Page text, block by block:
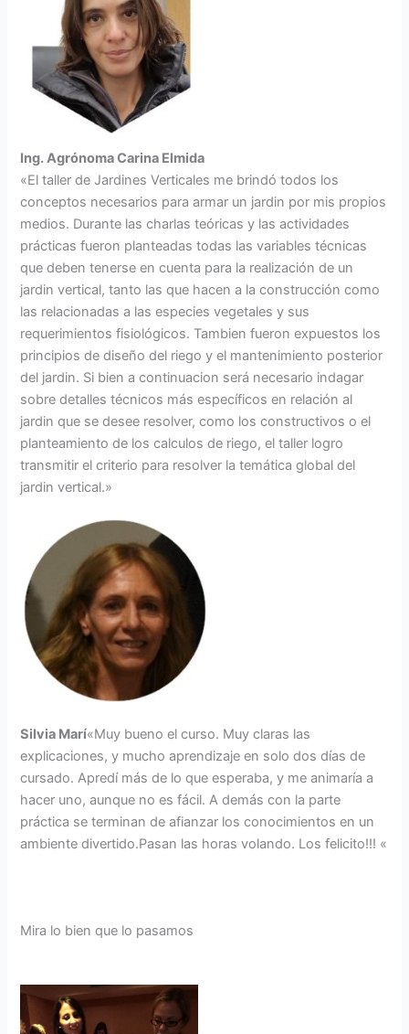
Ing. Agrónoma Carina Elmida
«El taller de Jardines Verticales me brindó todos los
conceptos necesarios para armar un jardin por mis propios
medios. Durante las charlas teóricas y las actividades
prácticas fueron planteadas todas las variables técnicas
que deben tenerse en cuenta para la realización de un
jardin vertical, tanto las que hacen a la construcción como
las relacionadas a las especies vegetales y sus
requerimientos fisiológicos. Tambien fueron expuestos los
principios de diseño del riego y el mantenimiento posterior
del jardin. Si bien a continuacion será necesario indagar
sobre detalles técnicos más específicos en relación al
jardin que se desee resolver, como los constructivos o el
planteamiento de los calculos de riego, el taller logro
transmitir el criterio para resolver la temática global del
jardin vertical.»
Silvia Marí«Muy bueno el curso. Muy claras las
explicaciones, y mucho aprendizaje en solo dos días de
cursado. Apredí más de lo que esperaba, y me animaría a
hacer uno, aunque no es fácil. A demás con la parte
práctica se terminan de afianzar los conocimientos en un
ambiente divertido.Pasan las horas volando. Los felicito!!! «
Mira lo bien que lo pasamos